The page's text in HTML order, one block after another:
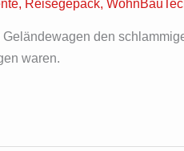
, Reisegepäck,
den
waren.